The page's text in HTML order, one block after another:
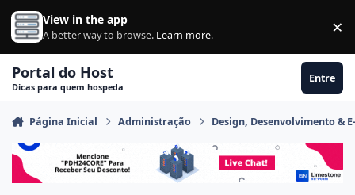
Ir para conteúdo
View in the app
A better way to browse. Learn more. ×
Portal do Host
Dicas para quem hospeda
Entre
Página Inicial Administração Design, Desenvolvimento &